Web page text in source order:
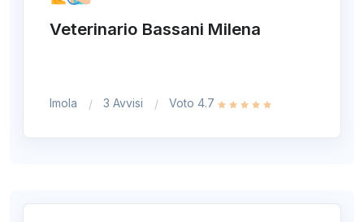
Veterinario Bassani Milena
Imola 3 Avvisi Voto 4.7